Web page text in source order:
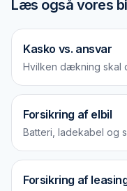
Læs også vores
Kasko vs. ansvar
Hvilken dækning skal
Forsikring af elbil
Batteri, ladekabel og
Forsikring af